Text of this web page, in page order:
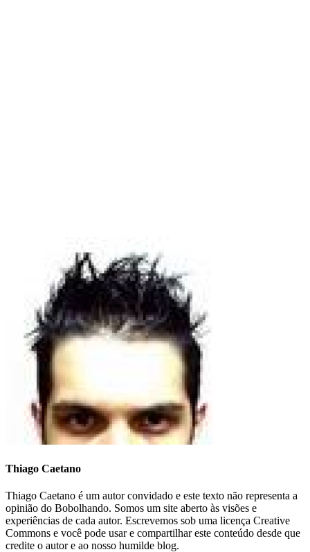
Thiago Caetano
Thiago Caetano é um autor convidado e este texto não representa a
opinião do Bobolhando. Somos um site aberto às visões e
experiências de cada autor. Escrevemos sob uma licença Creative
Commons e você pode usar e compartilhar este conteúdo desde que
credite o autor e ao nosso humilde blog.